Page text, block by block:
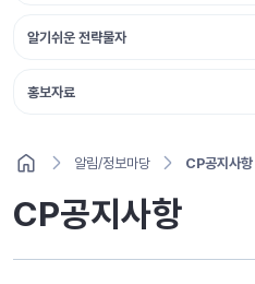
알기쉬운 전략물자
홍보자료
알림/정보마당 CP공지사항
CP공지사항